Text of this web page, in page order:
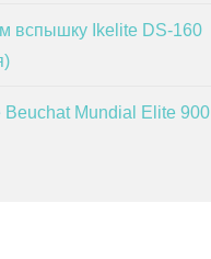
вспышку Ikelite DS-160
Beuchat Mundial Elite 900